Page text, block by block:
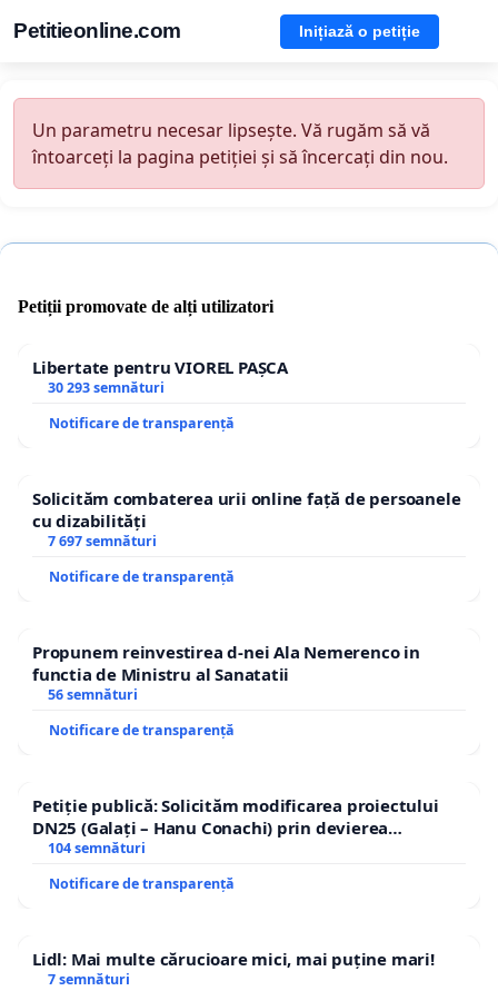
Petitieonline.com Inițiază o petiție
Un parametru necesar lipsește. Vă rugăm să vă
întoarceți la pagina petiției și să încercați din nou.
Petiții promovate de alți utilizatori
Libertate pentru VIOREL PAȘCA
30 293 semnături
Notificare de transparență
Solicităm combaterea urii online față de persoanele
cu dizabilități
7 697 semnături
Notificare de transparență
Propunem reinvestirea d-nei Ala Nemerenco in
functia de Ministru al Sanatatii
56 semnături
Notificare de transparență
Petiție publică: Solicităm modificarea proiectului
DN25 (Galați – Hanu Conachi) prin devierea
traseului în afara localităților!
104 semnături
Notificare de transparență
Lidl: Mai multe cărucioare mici, mai puține mari!
7 semnături